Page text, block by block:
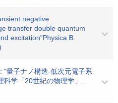
negative
transfer double quantum
excitation"Physica B.
"量子ナノ構造-低次元電子系
学「20世紀の物理学」.